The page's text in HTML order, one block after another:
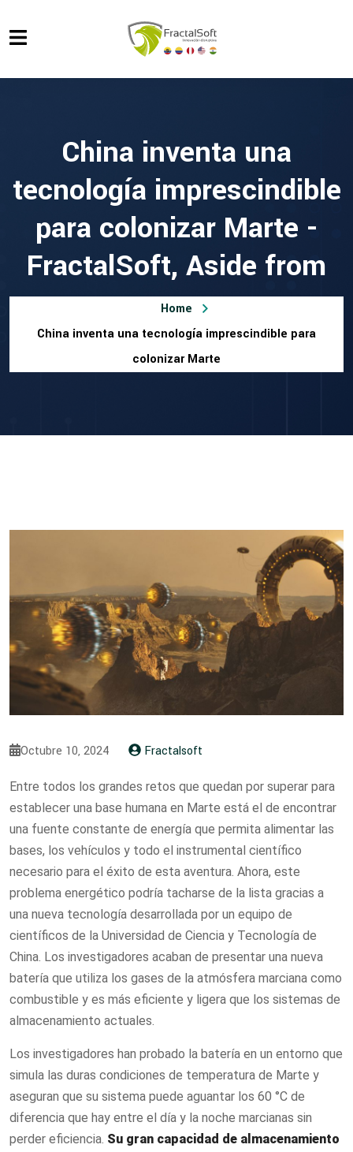
China inventa una
tecnología imprescindible
para colonizar Marte -
FractalSoft, Aside from
Home
China inventa una tecnología imprescindible para
colonizar Marte
Octubre 10, 2024 Fractalsoft
Entre todos los grandes retos que quedan por superar para
establecer una base humana en Marte está el de encontrar
una fuente constante de energía que permita alimentar las
bases, los vehículos y todo el instrumental científico
necesario para el éxito de esta aventura. Ahora, este
problema energético podría tacharse de la lista gracias a
una nueva tecnología desarrollada por un equipo de
científicos de la Universidad de Ciencia y Tecnología de
China. Los investigadores acaban de presentar una nueva
batería que utiliza los gases de la atmósfera marciana como
combustible y es más eficiente y ligera que los sistemas de
almacenamiento actuales.
Los investigadores han probado la batería en un entorno que
simula las duras condiciones de temperatura de Marte y
aseguran que su sistema puede aguantar los 60 °C de
diferencia que hay entre el día y la noche marcianas sin
perder eficiencia. Su gran capacidad de almacenamiento